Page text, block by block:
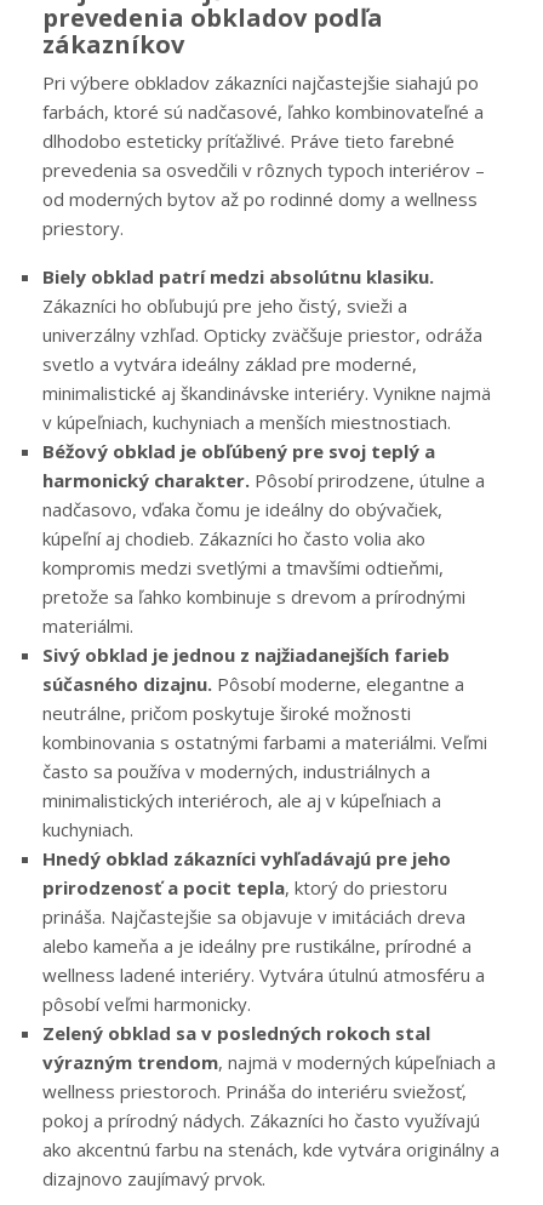
prevedenia obkladov podľa
zákazníkov
Pri výbere obkladov zákazníci najčastejšie siahajú po
farbách, ktoré sú nadčasové, ľahko kombinovateľné a
dlhodobo esteticky príťažlivé. Práve tieto farebné
prevedenia sa osvedčili v rôznych typoch interiérov –
od moderných bytov až po rodinné domy a wellness
priestory.
Biely obklad patrí medzi absolútnu klasiku.
Zákazníci ho obľubujú pre jeho čistý, svieži a
univerzálny vzhľad. Opticky zväčšuje priestor, odráža
svetlo a vytvára ideálny základ pre moderné,
minimalistické aj škandinávske interiéry. Vynikne najmä
v kúpeľniach, kuchyniach a menších miestnostiach.
Béžový obklad je obľúbený pre svoj teplý a
harmonický charakter. Pôsobí prirodzene, útulne a
nadčasovo, vďaka čomu je ideálny do obývačiek,
kúpeľní aj chodieb. Zákazníci ho často volia ako
kompromis medzi svetlými a tmavšími odtieňmi,
pretože sa ľahko kombinuje s drevom a prírodnými
materiálmi.
Sivý obklad je jednou z najžiadanejších farieb
súčasného dizajnu. Pôsobí moderne, elegantne a
neutrálne, pričom poskytuje široké možnosti
kombinovania s ostatnými farbami a materiálmi. Veľmi
často sa používa v moderných, industriálnych a
minimalistických interiéroch, ale aj v kúpeľniach a
kuchyniach.
Hnedý obklad zákazníci vyhľadávajú pre jeho
prirodzenosť a pocit tepla, ktorý do priestoru
prináša. Najčastejšie sa objavuje v imitáciách dreva
alebo kameňa a je ideálny pre rustikálne, prírodné a
wellness ladené interiéry. Vytvára útulnú atmosféru a
pôsobí veľmi harmonicky.
Zelený obklad sa v posledných rokoch stal
výrazným trendom, najmä v moderných kúpeľniach a
wellness priestoroch. Prináša do interiéru sviežosť,
pokoj a prírodný nádych. Zákazníci ho často využívajú
ako akcentnú farbu na stenách, kde vytvára originálny a
dizajnovo zaujímavý prvok.